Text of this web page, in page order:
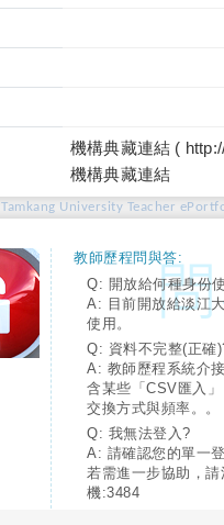
機構典藏連結 (
機構典藏連結
Tamkang University Teacher
教師歷程問與答:
Q: 開放給何種身份
A: 目前開放給淡江
使用。
Q: 資料不完整(正確
A: 教師歷程系統介
含某些「CSV匯入
交換方式與頻率。。
Q: 我無法登入?
A: 請確認您的單一
若需進一步協助，
機:3484